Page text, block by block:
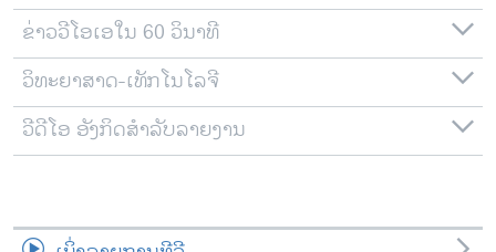
ຂ່າວວີໂອເອໃນ 60 ວິນາທີ
ວິທະຍາສາດ-ເທັກໂນໂລຈີ
ວີດີໂອ ອັງກິດສຳລັບລາຍງານ